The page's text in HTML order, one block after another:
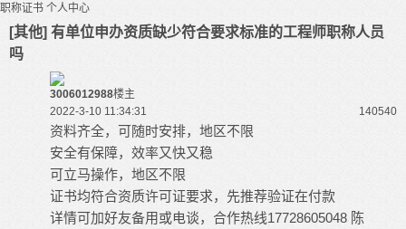
职称证书 个人中心
[其他] 有单位申办资质缺少符合要求标准的工程师职称人员
吗
3006012988楼主
2022-3-10 11:34:31
140540
资料齐全，可随时安排，地区不限
安全有保障，效率又快又稳
可立马操作，地区不限
证书均符合资质许可证要求，先推荐验证在付款
详情可加好友备用或电谈，合作热线17728605048 陈